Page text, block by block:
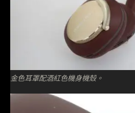
金色耳罩配酒紅色機身機殼。